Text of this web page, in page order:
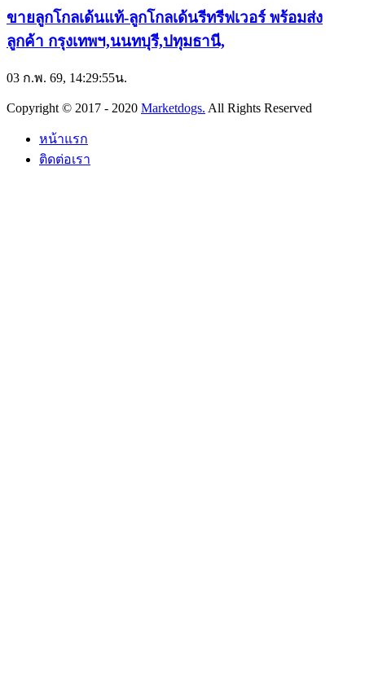
ขายลูกโกลเด้นแท้-ลูกโกลเด้นรีทรีฟเวอร์ พร้อมส่ง
ลูกค้า กรุงเทพฯ,นนทบุรี,ปทุมธานี,
03 ก.พ. 69, 14:29:55น.
Copyright © 2017 - 2020 Marketdogs. All Rights Reserved
หน้าแรก
ติดต่อเรา